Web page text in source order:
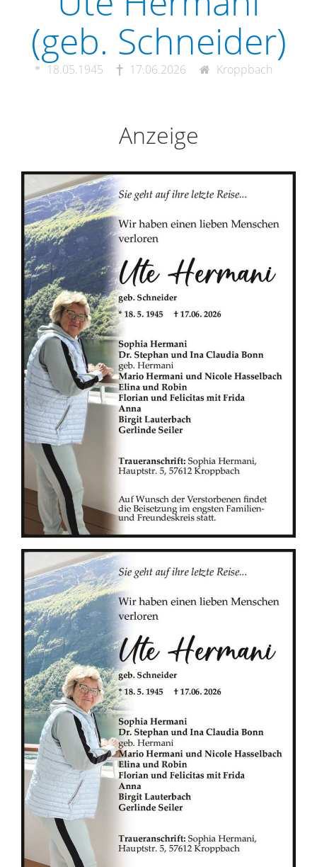
(geb. Schneider)
18.05.1945 17.06.2026 Kroppbach
Anzeige